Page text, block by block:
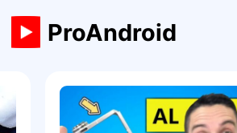
ProAndroid